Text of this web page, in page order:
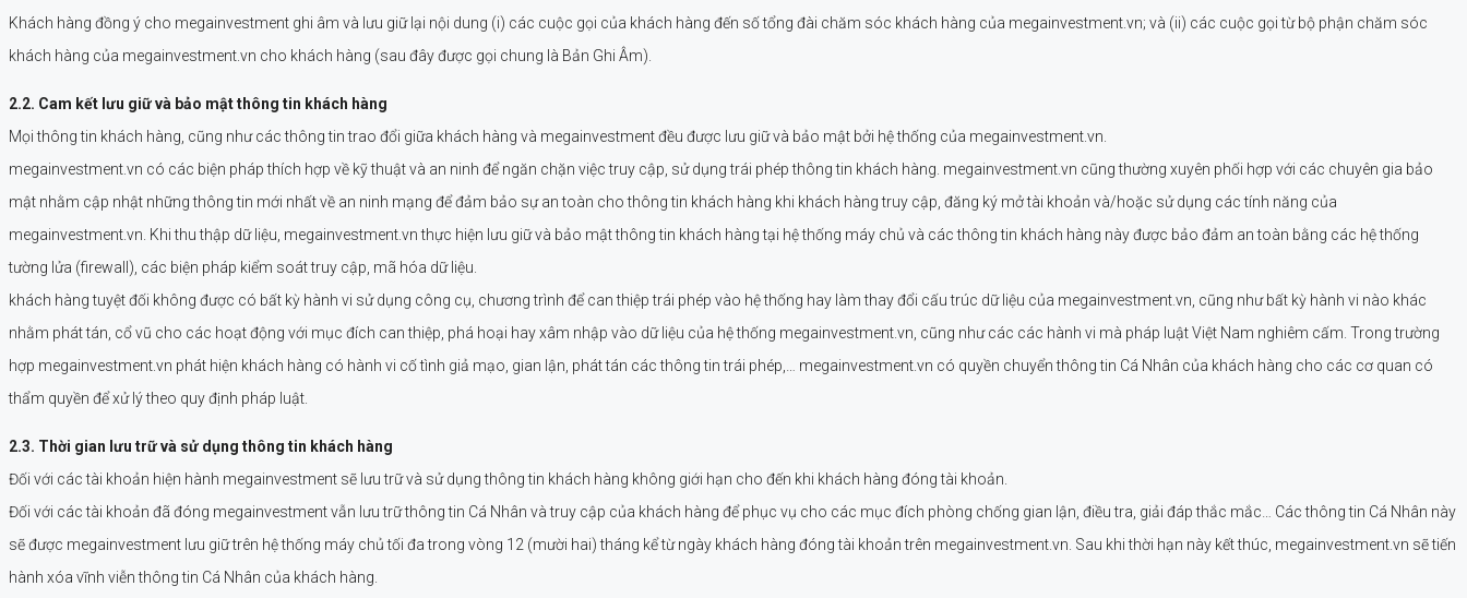
Khách hàng đồng ý cho megainvestment ghi âm và lưu giữ lại nội dung (i) các cuộc gọi của khách hàng đến số tổng đài chăm sóc khách hàng của megainvestment.vn; và (ii) các cuộc gọi từ bộ phận chăm sóc
khách hàng của megainvestment.vn cho khách hàng (sau đây được gọi chung là Bản Ghi Âm).
2.2. Cam kết lưu giữ và bảo mật thông tin khách hàng
Mọi thông tin khách hàng, cũng như các thông tin trao đổi giữa khách hàng và megainvestment đều được lưu giữ và bảo mật bởi hệ thống của megainvestment.vn.
megainvestment.vn có các biện pháp thích hợp về kỹ thuật và an ninh để ngăn chặn việc truy cập, sử dụng trái phép thông tin khách hàng. megainvestment.vn cũng thường xuyên phối hợp với các chuyên gia bảo
mật nhằm cập nhật những thông tin mới nhất về an ninh mạng để đảm bảo sự an toàn cho thông tin khách hàng khi khách hàng truy cập, đăng ký mở tài khoản và/hoặc sử dụng các tính năng của
megainvestment.vn. Khi thu thập dữ liệu, megainvestment.vn thực hiện lưu giữ và bảo mật thông tin khách hàng tại hệ thống máy chủ và các thông tin khách hàng này được bảo đảm an toàn bằng các hệ thống
tường lửa (firewall), các biện pháp kiểm soát truy cập, mã hóa dữ liệu.
khách hàng tuyệt đối không được có bất kỳ hành vi sử dụng công cụ, chương trình để can thiệp trái phép vào hệ thống hay làm thay đổi cấu trúc dữ liệu của megainvestment.vn, cũng như bất kỳ hành vi nào khác
nhằm phát tán, cổ vũ cho các hoạt động với mục đích can thiệp, phá hoại hay xâm nhập vào dữ liệu của hệ thống megainvestment.vn, cũng như các các hành vi mà pháp luật Việt Nam nghiêm cấm. Trong trường
hợp megainvestment.vn phát hiện khách hàng có hành vi cố tình giả mạo, gian lận, phát tán các thông tin trái phép,… megainvestment.vn có quyền chuyển thông tin Cá Nhân của khách hàng cho các cơ quan có
thẩm quyền để xử lý theo quy định pháp luật.
2.3. Thời gian lưu trữ và sử dụng thông tin khách hàng
Đối với các tài khoản hiện hành megainvestment sẽ lưu trữ và sử dụng thông tin khách hàng không giới hạn cho đến khi khách hàng đóng tài khoản.
Đối với các tài khoản đã đóng megainvestment vẫn lưu trữ thông tin Cá Nhân và truy cập của khách hàng để phục vụ cho các mục đích phòng chống gian lận, điều tra, giải đáp thắc mắc… Các thông tin Cá Nhân này
sẽ được megainvestment lưu giữ trên hệ thống máy chủ tối đa trong vòng 12 (mười hai) tháng kể từ ngày khách hàng đóng tài khoản trên megainvestment.vn. Sau khi thời hạn này kết thúc, megainvestment.vn sẽ tiến
hành xóa vĩnh viễn thông tin Cá Nhân của khách hàng.